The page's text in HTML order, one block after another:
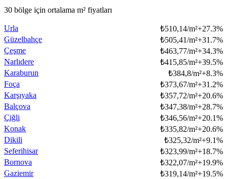
30 bölge için ortalama m² fiyatları
Urla ₺510,14/m²+27.3%
Güzelbahçe
₺505,41/m²+31.7%
Çeşme
₺463,77/m²+34.3%
Narlıdere
₺415,85/m²+39.5%
Karaburun
₺384,8/m²+8.3%
Foça
₺373,67/m²+31.2%
Karşıyaka
₺357,72/m²+20.6%
Balçova
₺347,38/m²+28.7%
Çiğli
₺346,56/m²+20.1%
Konak
₺335,82/m²+20.6%
Dikili
₺325,32/m²+9.1%
Seferihisar
₺323,99/m²+18.7%
Bornova
₺322,07/m²+19.9%
Gaziemir
₺319,14/m²+19.5%